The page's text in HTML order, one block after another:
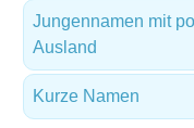
Jungennamen mit
Ausland
Kurze Namen